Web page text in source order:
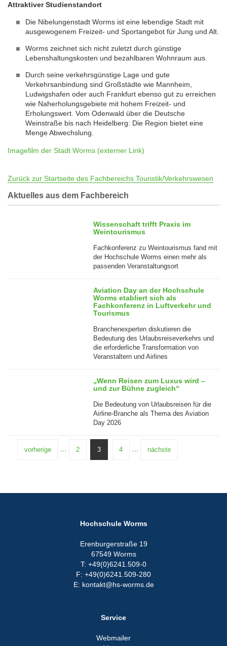
Attraktiver Studienstandort
Die Nibelungenstadt Worms ist eine lebendige Stadt mit
ausgewogenem Freizeit- und Sportangebot für Jung und Alt.
Worms zeichnet sich nicht zuletzt durch günstige
Lebenshaltungskosten und bezahlbaren Wohnraum aus.
Durch seine verkehrsgünstige Lage und gute
Verkehrsanbindung sind Großstädte wie Mannheim,
Ludwigshafen oder auch Frankfurt ebenso gut zu erreichen
wie Naherholungsgebiete mit hohem Freizeit- und
Erholungswert. Vom Odenwald über die Deutsche
Weinstraße bis nach Heidelberg: Die Region bietet eine
Menge Abwechslung.
Imagefilm der Stadt Worms (externer Link)
Zurück zur Startseite des Fachbereichs Touristik/Verkehrswesen
Aktuelles aus dem Fachbereich
Mai
Wissenschaft trifft Praxis im
Weintourismus
Fachkonferenz zu Weintourismus fand mit
der Hochschule Worms einen mehr als
passenden Veranstaltungsort
23
Apr
Aviation Day an der Hochschule
Worms etabliert sich als
Fachkonferenz in Luftverkehr und
Tourismus
Branchenexperten diskutieren die
Bedeutung des Urlaubsreiseverkehrs und
die erforderliche Transformation von
Veranstaltern und Airlines
Apr
„Wenn Reisen zum Luxus wird –
und zur Bühne zugleich“
Die Bedeutung von Urlaubsreisen für die
Airline-Branche als Thema des Aviation
Day 2026
vorherige 2 3 4 nächste
Hochschule Worms
Erenburgerstraße 19
67549 Worms
T: +49(0)6241.509-0
F: +49(0)6241.509-280
E: kontakt@hs-worms.de
Service
Webmailer